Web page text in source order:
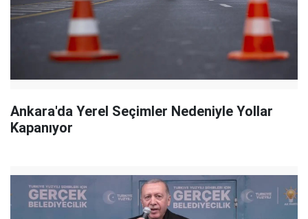
Ankara'da Yerel Seçimler Nedeniyle Yollar
Kapanıyor